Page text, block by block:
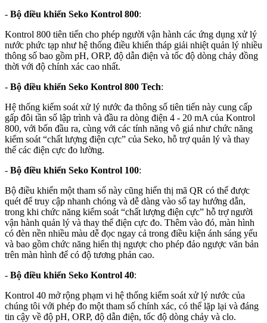
- Bộ điều khiển Seko Kontrol 800:
Kontrol 800 tiên tiến cho phép người vận hành các ứng dụng xử lý
nước phức tạp như hệ thống điều khiển tháp giải nhiệt quản lý nhiều
thông số bao gồm pH, ORP, độ dẫn điện và tốc độ dòng chảy đồng
thời với độ chính xác cao nhất.
- Bộ điều khiển Seko Kontrol 800 Tech:
Hệ thống kiểm soát xử lý nước đa thông số tiên tiến này cung cấp
gấp đôi tần số lập trình và đầu ra dòng điện 4 - 20 mA của Kontrol
800, với bốn đầu ra, cùng với các tính năng vô giá như chức năng
kiểm soát “chất lượng điện cực” của Seko, hỗ trợ quản lý và thay
thế các điện cực đo lường.
- Bộ điều khiển Seko Kontrol 100:
Bộ điều khiển một tham số này cũng hiển thị mã QR có thể được
quét để truy cập nhanh chóng và dễ dàng vào sổ tay hướng dẫn,
trong khi chức năng kiểm soát “chất lượng điện cực” hỗ trợ người
vận hành quản lý và thay thế điện cực đo. Thêm vào đó, màn hình
có đèn nền nhiều màu dễ đọc ngay cả trong điều kiện ánh sáng yếu
và bao gồm chức năng hiển thị ngược cho phép đảo ngược văn bản
trên màn hình để có độ tương phản cao.
- Bộ điều khiển Seko Kontrol 40:
Kontrol 40 mở rộng phạm vi hệ thống kiểm soát xử lý nước của
chúng tôi với phép đo một tham số chính xác, có thể lặp lại và đáng
tin cậy về độ pH, ORP, độ dẫn điện, tốc độ dòng chảy và clo.